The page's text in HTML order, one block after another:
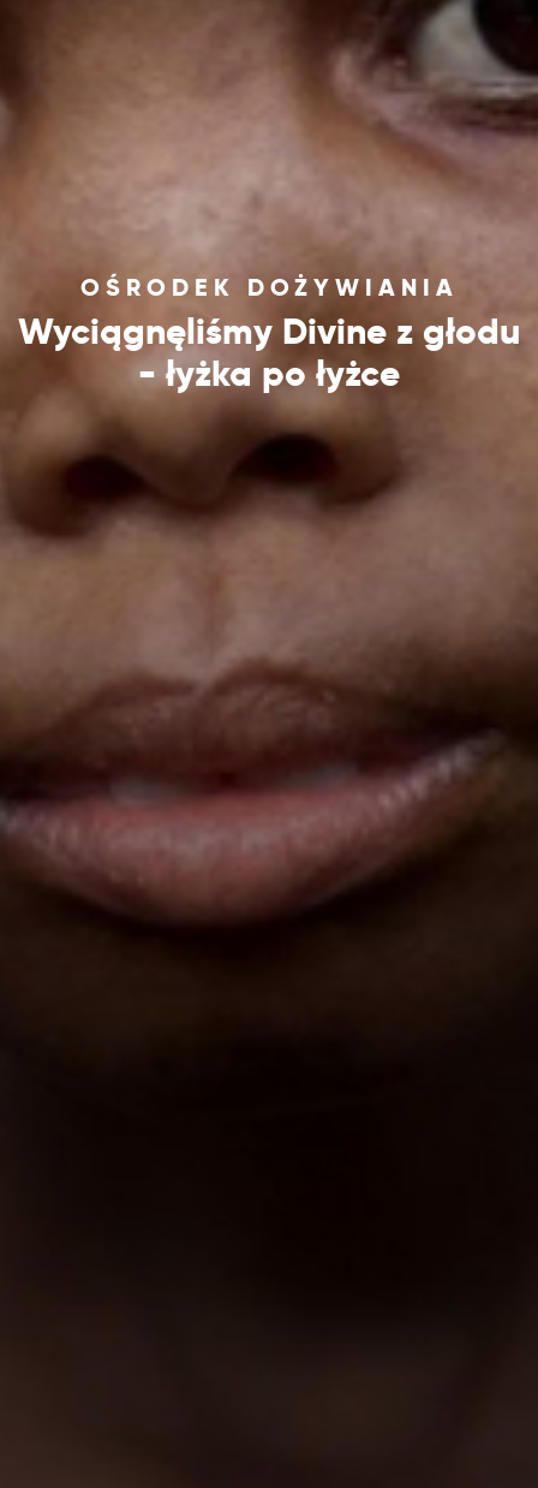
OŚRODEK DOŻYWIANIA
Wyciągnęliśmy Divine z głodu
- łyżka po łyżce